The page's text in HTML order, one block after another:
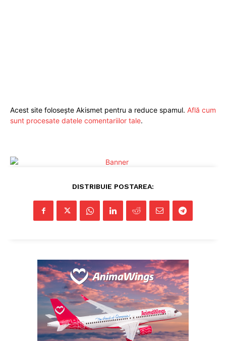
Acest site folosește Akismet pentru a reduce spamul. Află cum
sunt procesate datele comentariilor tale.
DISTRIBUIE POSTAREA: